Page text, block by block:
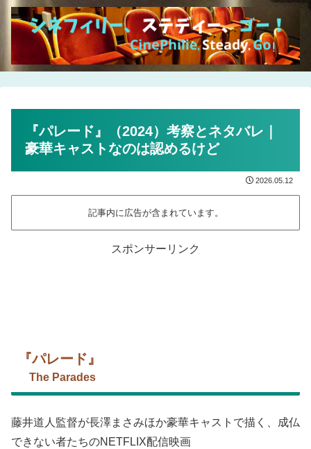
『パレード』（2024）考察とネタバレ｜
豪華キャストなのは認めるけど
2026.05.12
記事内に広告が含まれています。
スポンサーリンク
『パレード』
The Parades
藤井道人監督が長澤まさみほか豪華キャストで描く、成仏
できない者たちのNETFLIX配信映画